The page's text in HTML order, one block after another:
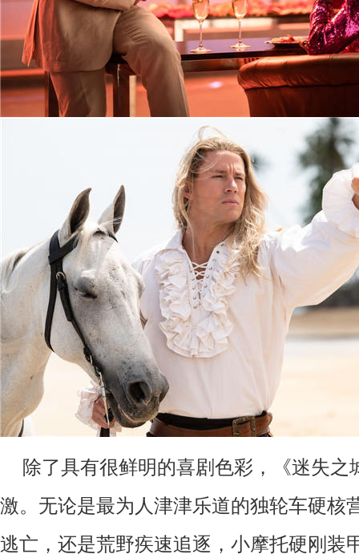
除了具有很鲜明的喜剧色彩，《迷失
激。无论是最为人津津乐道的独轮车硬核
逃亡，还是荒野疾速追逐，小摩托硬刚装